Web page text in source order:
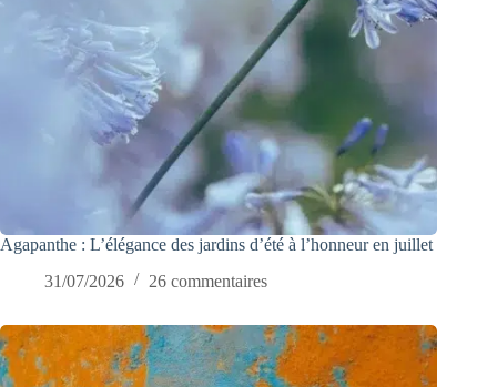
Agapanthe : L’élégance des jardins d’été à l’honneur en juillet
31/07/2026
26 commentaires